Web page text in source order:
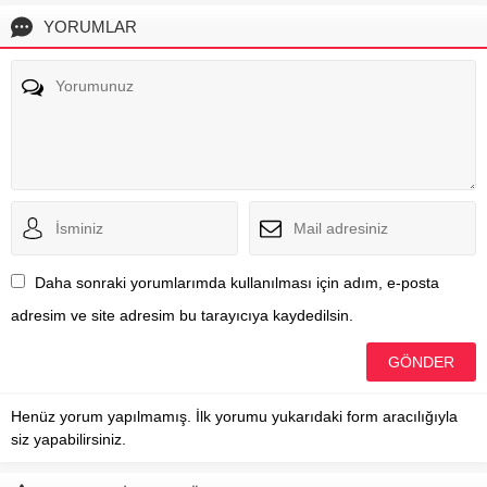
YORUMLAR
Daha sonraki yorumlarımda kullanılması için adım, e-posta
adresim ve site adresim bu tarayıcıya kaydedilsin.
Henüz yorum yapılmamış. İlk yorumu yukarıdaki form aracılığıyla
siz yapabilirsiniz.